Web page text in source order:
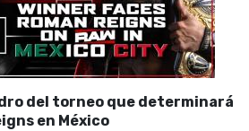
del torneo que determinará
en México